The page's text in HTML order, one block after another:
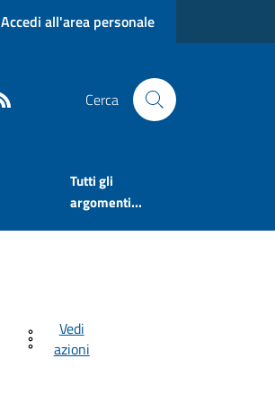
Accedi all'area personale
Cerca
Tutti gli
argomenti...
Vedi
azioni